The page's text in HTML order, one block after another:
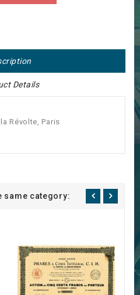
Details
Révolte, Paris
same category: